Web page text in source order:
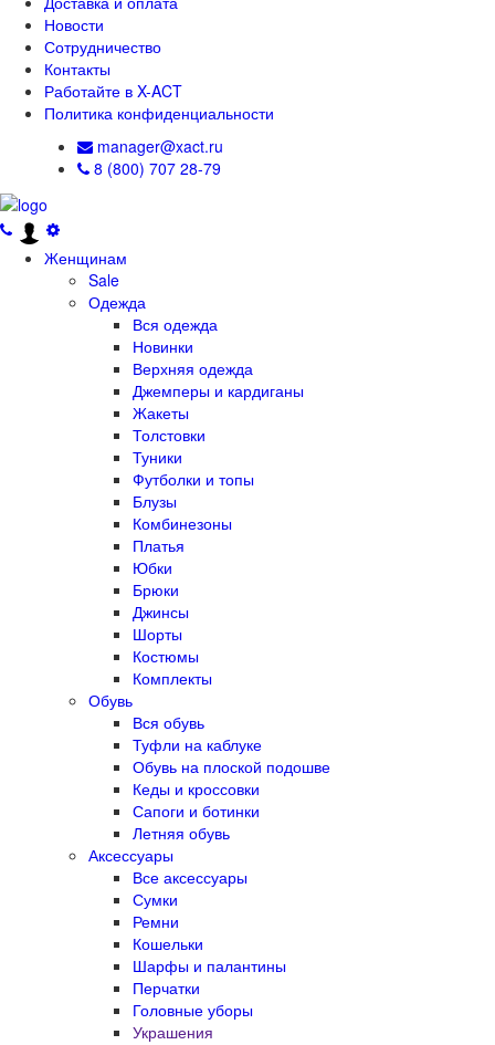
Новости
Сотрудничество
Контакты
Работайте в X-ACT
Политика конфиденциальности
manager@xact.ru
8 (800) 707 28-79
Женщинам
Sale
Одежда
Вся одежда
Новинки
Верхняя одежда
Джемперы и кардиганы
Жакеты
Толстовки
Туники
Футболки и топы
Блузы
Комбинезоны
Платья
Юбки
Брюки
Джинсы
Шорты
Костюмы
Комплекты
Обувь
Вся обувь
Туфли на каблуке
Обувь на плоской подошве
Кеды и кроссовки
Сапоги и ботинки
Летняя обувь
Аксессуары
Все аксессуары
Сумки
Ремни
Кошельки
Шарфы и палантины
Перчатки
Головные уборы
Украшения